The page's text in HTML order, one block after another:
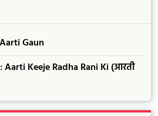
Gaun
Aarti Keeje Radha Rani Ki (आरती